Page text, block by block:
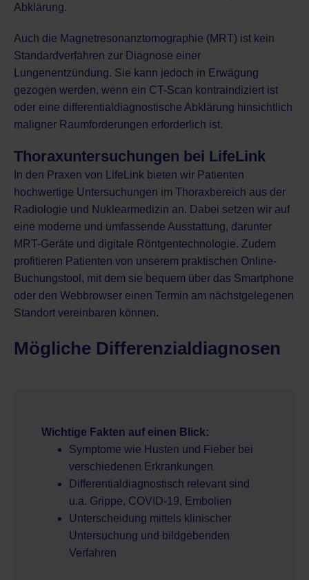
Abklärung.
Auch die Magnetresonanztomographie (MRT) ist kein
Standardverfahren zur Diagnose einer
Lungenentzündung. Sie kann jedoch in Erwägung
gezogen werden, wenn ein CT-Scan kontraindiziert ist
oder eine differentialdiagnostische Abklärung hinsichtlich
maligner Raumforderungen erforderlich ist.
Thoraxuntersuchungen bei LifeLink
In den Praxen von LifeLink bieten wir Patienten
hochwertige Untersuchungen im Thoraxbereich aus der
Radiologie und Nuklearmedizin an. Dabei setzen wir auf
eine moderne und umfassende Ausstattung, darunter
MRT-Geräte und digitale Röntgentechnologie. Zudem
profitieren Patienten von unserem praktischen Online-
Buchungstool , mit dem sie bequem über das Smartphone
oder den Webbrowser einen Termin am nächstgelegenen
Standort vereinbaren können.
Mögliche Differenzialdiagnosen
Wichtige Fakten auf einen Blick:
Symptome wie Husten und Fieber bei
verschiedenen Erkrankungen
Differentialdiagnostisch relevant sind
u.a. Grippe, COVID-19, Embolien
Unterscheidung mittels klinischer
Untersuchung und bildgebenden
Verfahren